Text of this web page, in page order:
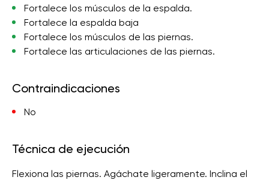
Fortalece los músculos de la espalda.
Fortalece la espalda baja
Fortalece los músculos de las piernas.
Fortalece las articulaciones de las piernas.
Contraindicaciones
No
Técnica de ejecución
Flexiona las piernas. Agáchate ligeramente. Inclina el